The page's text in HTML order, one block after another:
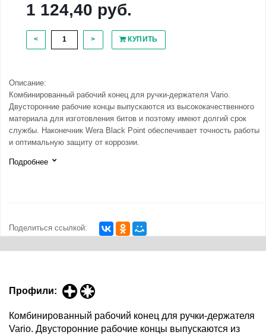
1 124,40 руб.
< > КУПИТЬ
Описание:
Комбинированный рабочий конец для ручки-держателя Vario.
Двусторонние рабочие концы выпускаются из высококачественного
материала для изготовления битов и поэтому имеют долгий срок
службы. Наконечник Wera Black Point обеспечивает точность работы
и оптимальную защиту от коррозии.
Подробнее
Поделиться ссылкой:
Профили:
Комбинированный рабочий конец для ручки-держателя
Vario. Двусторонние рабочие концы выпускаются из